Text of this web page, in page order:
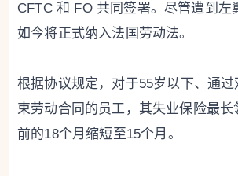
CFTC 和 FO 共同签署。尽管遭到左
如今将正式纳入法国劳动法。
根据协议规定，对于55岁以下、通
束劳动合同的员工，其失业保险最长
前的18个月缩短至15个月。